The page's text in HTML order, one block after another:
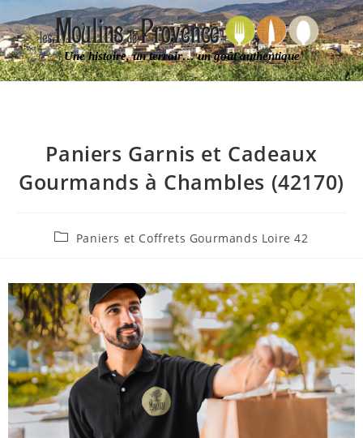
Une histoire, un terroir… un goût authentique
Paniers Garnis et Cadeaux
Gourmands à Chambles (42170)
Paniers et Coffrets Gourmands Loire 42